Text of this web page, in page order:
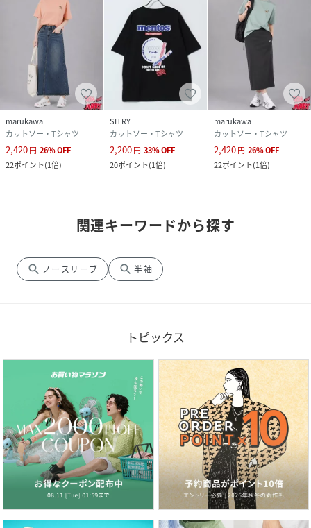
marukawa
カットソー・Tシャツ
2,420円 26%OFF
22ポイント(1倍)
SITRY
カットソー・Tシャツ
2,200円 33%OFF
20ポイント(1倍)
marukawa
カットソー・Tシャツ
2,420円 26%OFF
22ポイント(1倍)
関連キーワードから探す
search ノースリーブ search 半袖
トピックス